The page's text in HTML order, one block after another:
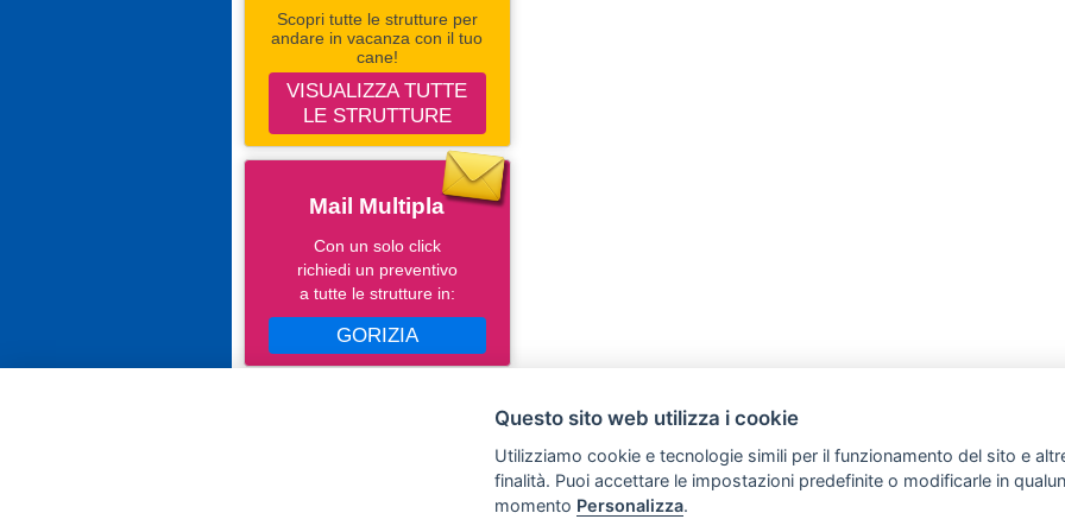
Scopri tutte le strutture per
andare in vacanza con il tuo
cane!
VISUALIZZA TUTTE
LE STRUTTURE
Mail Multipla
Con un solo click
richiedi un preventivo
a tutte le strutture in:
GORIZIA
SVILUPPO TURISMO ITALIA S.r.L. unipersonale
Questo sito web utilizza i cookie
Utilizziamo cookie e tecnologie simili per il funzionamento del sito e
finalità. Puoi accettare le impostazioni predefinite o modificarle in
momento Personalizza.